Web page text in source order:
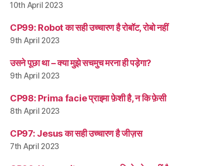
10th April 2023
CP99: Robot का सही उच्चारण है रोबॉट, रोबो नहीं
9th April 2023
उसने पूछा था – क्या मुझे सचमुच मरना ही पड़ेगा?
9th April 2023
CP98: Prima facie प्राइमा फ़ेशी है, न कि फ़ेसी
8th April 2023
CP97: Jesus का सही उच्चारण है जीज़स
7th April 2023